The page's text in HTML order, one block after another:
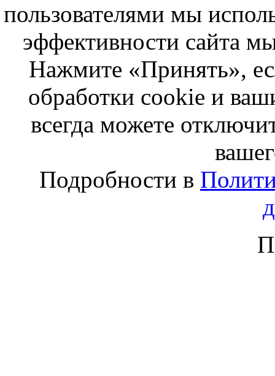
пользователями мы
эффективности сайта
Нажмите «Принять»,
обработки cookie и
всегда можете
Подробности в